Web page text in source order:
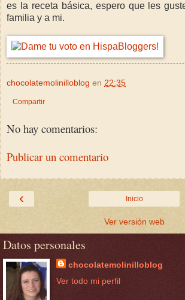
es la receta básica, espero que les
familia y a mi.
chocolatemolinilloblog en 22:35
Compartir
No hay comentarios:
Publicar un comentario
‹ Inicio
Ver versión web
Datos personales
chocolatemolinilloblog
Ver todo mi perfil